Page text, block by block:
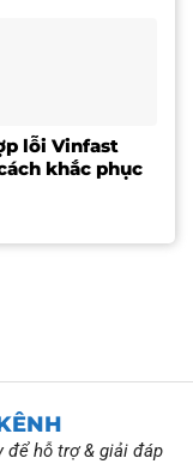
lỗi Vinfast
khắc phục
để hỗ trợ & giải đáp